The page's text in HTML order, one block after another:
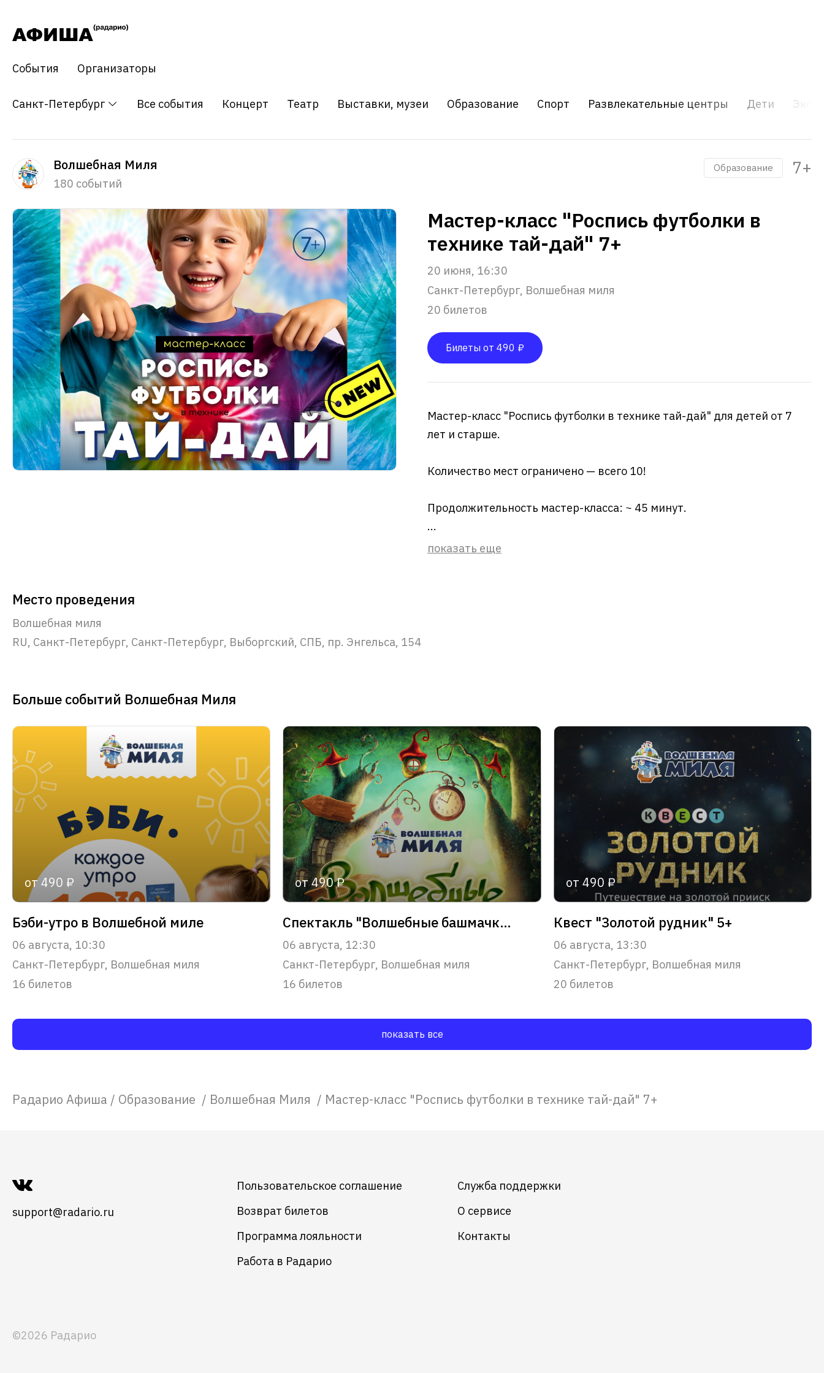
События Организаторы
Санкт-Петербург Все события Концерт Театр Выставки, музеи Образование Спорт Развлекательные центры Дети
Волшебная Миля
180 событий
Образование 7+
Мастер-класс "Роспись футболки в
технике тай-дай" 7+
20 июня, 16:30
Санкт-Петербург, Волшебная миля
20 билетов
Билеты от 490 ₽
Мастер-класс "Роспись футболки в технике тай-дай" для детей от 7
лет и старше.
Количество мест ограничено — всего 10!
Продолжительность мастер-класса: ~ 45 минут.
...
показать еще
Место проведения
Волшебная миля
RU, Санкт-Петербург, Санкт-Петербург, Выборгский, СПБ, пр. Энгельса, 154
Больше событий Волшебная Миля
от 490 ₽
Бэби-утро в Волшебной миле
06 августа, 10:30
Санкт-Петербург, Волшебная миля
16 билетов
от 490 ₽
Спектакль "Волшебные башмачки" 1+
06 августа, 12:30
Санкт-Петербург, Волшебная миля
16 билетов
от 490 ₽
Квест "Золотой рудник" 5+
06 августа, 13:30
Санкт-Петербург, Волшебная миля
20 билетов
показать все
Радарио Афиша / Образование / Волшебная Миля / Мастер-класс "Роспись футболки в технике тай-дай" 7+
support@radario.ru
Пользовательское соглашение
Возврат билетов
Программа лояльности
Работа в Радарио
Служба поддержки
О сервисе
Контакты
©2026 Радарио